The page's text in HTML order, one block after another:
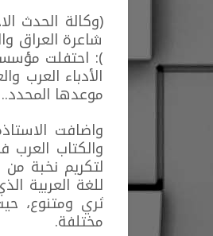
(وكالة الحدث
شاعرة العراق
): احتفلت
الأدباء
موعدها المحدد..
واضافت
والكتاب العرب
لتكريم نخبة
مختلفة.